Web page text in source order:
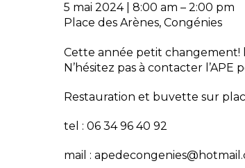
5 mai 2024 8:00 am – 2:00 pm
Place des Arènes, Congénies
Cette année petit changement!
N’hésitez pas à contacter
Restauration et buvette sur
tel : 06 34 96 40 92
mail :